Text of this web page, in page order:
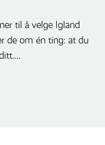
til å velge Igland
de om én ting: at du